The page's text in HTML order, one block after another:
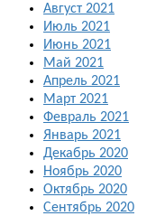
Август 2021
Июль 2021
Июнь 2021
Май 2021
Апрель 2021
Март 2021
Февраль 2021
Январь 2021
Декабрь 2020
Ноябрь 2020
Октябрь 2020
Сентябрь 2020